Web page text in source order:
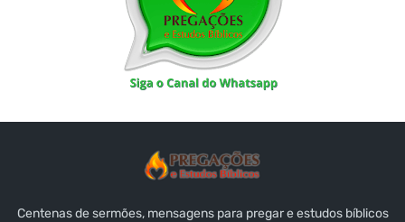
Centenas de sermões, mensagens para pregar e estudos bíblicos